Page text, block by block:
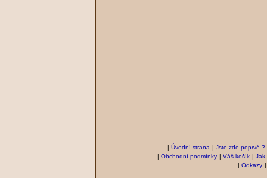
| Úvodní strana | Jste zde poprvé ?
| Obchodní podmínky | Váš košík | Jak
| Odkazy